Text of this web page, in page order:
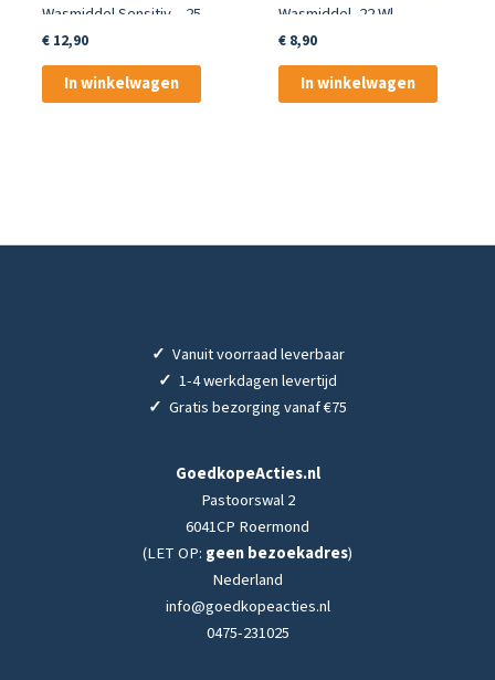
Wasmiddel Sensitiv – 25
Wassen
€12,90
In winkelwagen
Wasmiddel, 22 Wl
€8,90
In winkelwagen
✓ Vanuit voorraad leverbaar
✓ 1-4 werkdagen levertijd
✓ Gratis bezorging vanaf €75
GoedkopeActies.nl
Pastoorswal 2
6041CP Roermond
(LET OP: geen bezoekadres)
Nederland
info@goedkopeacties.nl
0475-231025